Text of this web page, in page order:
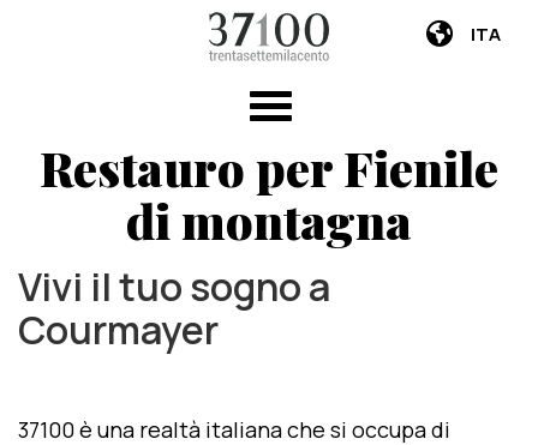
ITA
Restauro per Fienile
di montagna
Vivi il tuo sogno a
Courmayer
37100 è una realtà italiana che si occupa di